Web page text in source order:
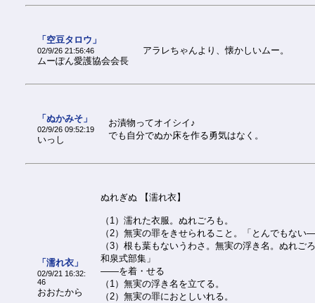
「空豆タロウ」
02/9/26 21:56:46
ムーぽん愛護協会会長
アラレちゃんより、懐かしいムー。
「ぬかみそ」
02/9/26 09:52:19
いっし
お漬物ってオイシイ♪
でも自分でぬか床を作る勇気はなく。
「濡れ衣」
02/9/21 16:32:
46
おおたから
ぬれぎぬ 【濡れ衣】
（1）濡れた衣服。ぬれごろも。
（2）無実の罪をきせられること。「とんでもない
（3）根も葉もないうわさ。無実の浮き名。ぬれ
和泉式部集」
――を着・せる
（1）無実の浮き名を立てる。
（2）無実の罪におとしいれる。